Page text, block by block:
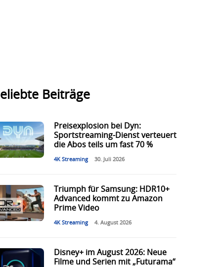
Beiträge
Preisexplosion bei Dyn:
Sportstreaming-Dienst verteuert
die Abos teils um fast 70 %
4K Streaming 30. Juli 2026
Triumph für Samsung: HDR10+
Advanced kommt zu Amazon
Prime Video
4K Streaming 4. August 2026
Disney+ im August 2026: Neue
Filme und Serien mit „Futurama“